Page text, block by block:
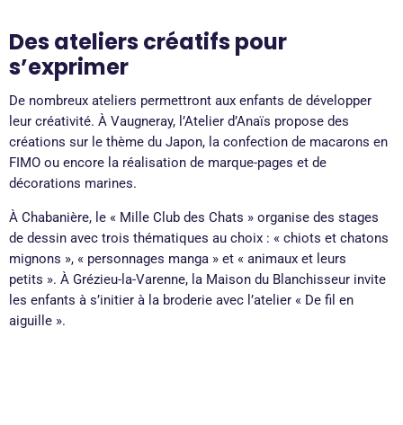
Des ateliers créatifs pour
s’exprimer
De nombreux ateliers permettront aux enfants de développer
leur créativité. À Vaugneray, l’Atelier d’Anaïs propose des
créations sur le thème du Japon, la confection de macarons en
FIMO ou encore la réalisation de marque-pages et de
décorations marines.
À Chabanière, le « Mille Club des Chats » organise des stages
de dessin avec trois thématiques au choix : « chiots et chatons
mignons », « personnages manga » et « animaux et leurs
petits ». À Grézieu-la-Varenne, la Maison du Blanchisseur invite
les enfants à s’initier à la broderie avec l’atelier « De fil en
aiguille ».